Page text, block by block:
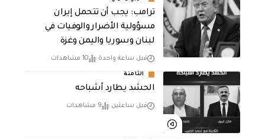
ترامب: يجب أن تتحمل إيران
مسؤولية الأضرار والوفيات في
لبنان وسوريا واليمن وغزة
قبل ساعة واحدة 10 مشاهدات
الثامنة
الحشد يطارد أشباحه
قبل ساعتين 9 مشاهدات